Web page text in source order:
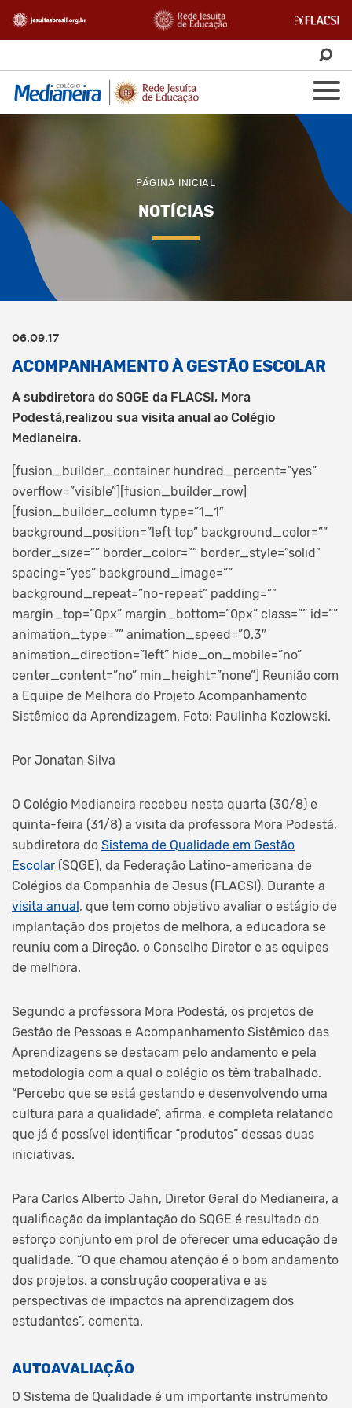
PÁGINA INICIAL
NOTÍCIAS
06.09.17
ACOMPANHAMENTO À GESTÃO ESCOLAR
A subdiretora do SQGE da FLACSI, Mora
Podestá,realizou sua visita anual ao Colégio
Medianeira.
[fusion_builder_container hundred_percent=”yes”
overflow=”visible”][fusion_builder_row]
[fusion_builder_column type=”1_1″
background_position=”left top” background_color=””
border_size=”” border_color=”” border_style=”solid”
spacing=”yes” background_image=””
background_repeat=”no-repeat” padding=””
margin_top=”0px” margin_bottom=”0px” class=”” id=””
animation_type=”” animation_speed=”0.3″
animation_direction=”left” hide_on_mobile=”no”
center_content=”no” min_height=”none”]
Reunião com
a Equipe de Melhora do Projeto Acompanhamento
Sistêmico da Aprendizagem. Foto: Paulinha Kozlowski.
Por Jonatan Silva
O Colégio Medianeira recebeu nesta quarta (30/8) e
quinta-feira (31/8) a visita da professora Mora Podestá,
subdiretora do Sistema de Qualidade em Gestão
Escolar (SQGE), da Federação Latino-americana de
Colégios da Companhia de Jesus (FLACSI). Durante a
visita anual , que tem como objetivo avaliar o estágio de
implantação dos projetos de melhora, a educadora se
reuniu com a Direção, o Conselho Diretor e as equipes
de melhora.
Segundo a professora Mora Podestá, os projetos de
Gestão de Pessoas e Acompanhamento Sistêmico das
Aprendizagens se destacam pelo andamento e pela
metodologia com a qual o colégio os têm trabalhado.
“Percebo que se está gestando e desenvolvendo uma
cultura para a qualidade”, afirma, e completa relatando
que já é possível identificar “produtos” dessas duas
iniciativas.
Para Carlos Alberto Jahn, Diretor Geral do Medianeira, a
qualificação da implantação do SQGE é resultado do
esforço conjunto em prol de oferecer uma educação de
qualidade. “O que chamou atenção é o bom andamento
dos projetos, a construção cooperativa e as
perspectivas de impactos na aprendizagem dos
estudantes”, comenta.
AUTOAVALIAÇÃO
O Sistema de Qualidade é um importante instrumento